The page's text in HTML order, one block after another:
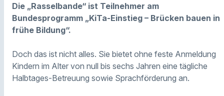
Die „Rasselbande“ ist Teilnehmer am
Bundesprogramm „KiTa-Einstieg – Brücken bauen in
frühe Bildung“.
Doch das ist nicht alles. Sie bietet ohne feste Anmeldung
Kindern im Alter von null bis sechs Jahren eine tägliche
Halbtages-Betreuung sowie Sprachförderung an.